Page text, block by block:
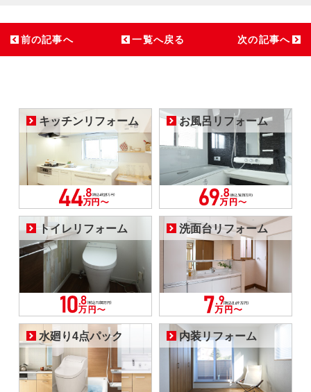
前の記事へ 一覧へ戻る 次の記事へ
キッチンリフォーム お風呂リフォーム
トイレリフォーム 洗面台リフォーム
水廻り4点パック 内装リフォーム